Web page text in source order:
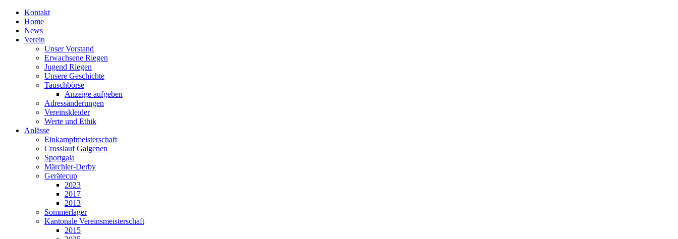
Kontakt
Home
News
Verein
Unser Vorstand
Erwachsene Riegen
Jugend Riegen
Unsere Geschichte
Tauschbörse
Anzeige aufgeben
Adressänderungen
Vereinskleider
Werte und Ethik
Anlässe
Einkampfmeisterschaft
Crosslauf Galgenen
Sportgala
Märchler-Derby
Gerätecup
2023
2017
2013
Sommerlager
Kantonale Vereinsmeisterschaft
2015